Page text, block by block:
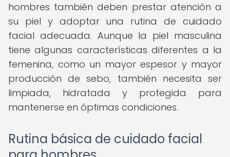
hombres también deben prestar atención a
su piel y adoptar una rutina de cuidado
facial adecuada. Aunque la piel masculina
tiene algunas características diferentes a la
femenina, como un mayor espesor y mayor
producción de sebo, también necesita ser
limpiada, hidratada y protegida para
mantenerse en óptimas condiciones.
Rutina básica de cuidado facial